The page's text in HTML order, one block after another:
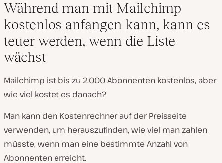
Während man mit Mailchimp
kostenlos anfangen kann, kann es
teuer werden, wenn die Liste
wächst
Mailchimp ist bis zu 2.000 Abonnenten kostenlos, aber
wie viel kostet es danach?
Man kann den Kostenrechner auf der Preisseite
verwenden, um herauszufinden, wie viel man zahlen
müsste, wenn man eine bestimmte Anzahl von
Abonnenten erreicht.